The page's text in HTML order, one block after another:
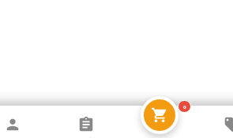
۰